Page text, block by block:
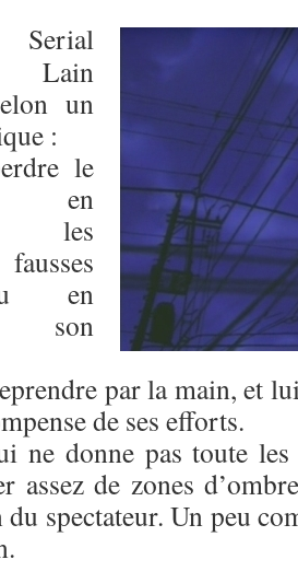
Lain
un
:
le
en
les
en
son
par la main, et
de ses efforts.
ne donne pas toute
assez de zones
spectateur. Un peu